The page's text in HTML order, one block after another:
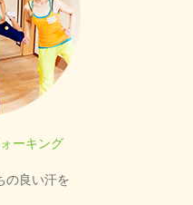
ーキング
の良い汗を